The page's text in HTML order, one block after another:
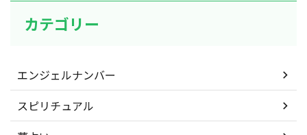
カテゴリー
エンジェルナンバー
スピリチュアル